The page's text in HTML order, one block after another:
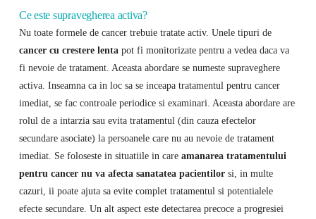
Ce este supravegherea activa?
Nu toate formele de cancer trebuie tratate activ. Unele tipuri de
cancer cu crestere lentapot fi monitorizate pentru a vedea daca va
fi nevoie de tratament. Aceasta abordare se numeste supraveghere
activa. Inseamna ca in loc sa se inceapa tratamentul pentru cancer
imediat, se fac controale periodice si examinari. Aceasta abordare are
rolul de a intarzia sau evita tratamentul (din cauza efectelor
secundare asociate) la persoanele care nu au nevoie de tratament
imediat. Se foloseste in situatiile in careamanarea tratamentului
pentru cancer nu va afecta sanatatea pacientilorsi, in multe
cazuri, ii poate ajuta sa evite complet tratamentul si potentialele
efecte secundare. Un alt aspect este detectarea precoce a progresiei